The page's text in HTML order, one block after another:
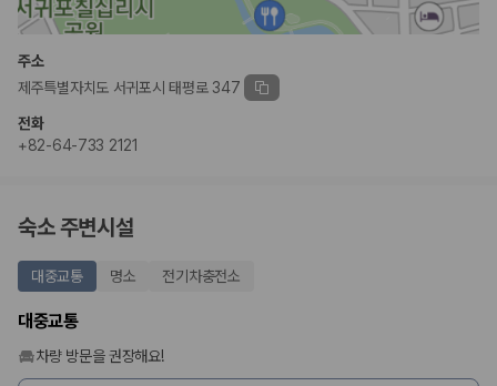
완전자차와 슈퍼자차는 업체별 보장 범위가 다를 수 있습니다. 카모아에서
는 제주 렌트카 가격과 함께 보험 조건을 비교해 여행 스타일에 맞는 보장
수준을 선택할 수 있습니다.
3. 제주공항 접근성과 셔틀 조건을 함께 확인하세요
제주 렌트카는 차량 인수 위치와 셔틀 편의성에 따라 실제 이용 만족도가
제주도 렌트카 차종별 가격비교
경차·소형차
가 가장 먼저 비교하는 차종입니다.
준중형·중형차
커플·친구 여행에서 많이 선택되며 가격과 승차감의 균형이 좋은 차
주소
제주특별자치도 서귀포시 태평로 347
전화
+82-64-733 2121
숙소 주변시설
대중교통 명소 전기차충전소
대중교통
차량 방문을 권장해요!